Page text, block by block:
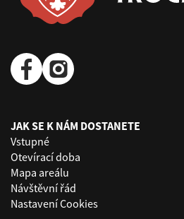
JAK SE K NÁM DOSTANETE
Vstupné
Otevírací doba
Mapa areálu
Návštěvní řád
Nastavení Cookies